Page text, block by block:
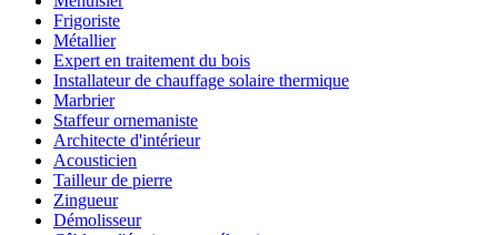
Frigoriste
Métallier
Expert en traitement du bois
Installateur de chauffage solaire thermique
Marbrier
Staffeur ornemaniste
Architecte d'intérieur
Acousticien
Tailleur de pierre
Zingueur
Démolisseur